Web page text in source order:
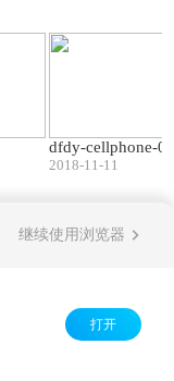
dfdy-cellphone-
2018-11-11
继续使用浏览器
打开